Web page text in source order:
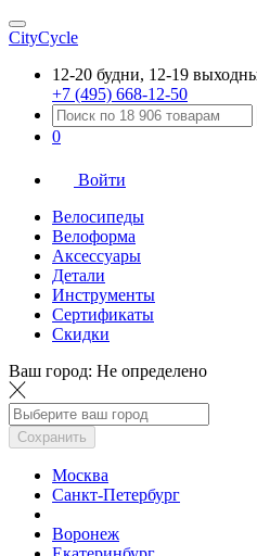
CityCycle
12-20 будни, 12-19
+7 (495) 668-12-50
0
Войти
Велосипеды
Велоформа
Аксессуары
Детали
Инструменты
Сертификаты
Скидки
Ваш город: Не определено
Сохранить
Москва
Санкт-Петербург
Воронеж